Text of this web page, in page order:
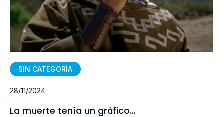
SIN CATEGORÍA
28/11/2024
La muerte tenía un gráfico…